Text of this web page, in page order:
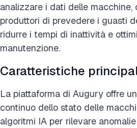
analizzare i dati delle macchine,
produttori di prevedere i guasti
ridurre i tempi di inattività e
manutenzione.
Caratteristiche
La piattaforma di Augury offre
continuo dello stato delle
algoritmi IA per rilevare